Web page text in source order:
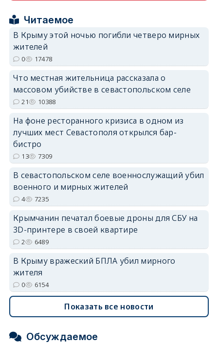
erid: 2SDnjcrDNw6
erid: 2SDnjdvhGXG
Читаемое
В Крыму этой ночью погибли четверо мирных
жителей
0 17478
Что местная жительница рассказала о
массовом убийстве в севастопольском селе
21 10388
На фоне ресторанного кризиса в одном из
лучших мест Севастополя открылся бар-
бистро
13 7309
В севастопольском селе военнослужащий убил
военного и мирных жителей
4 7235
Крымчанин печатал боевые дроны для СБУ на
3D-принтере в своей квартире
2 6489
В Крыму вражеский БПЛА убил мирного
жителя
0 6154
Показать все новости
Обсуждаемое